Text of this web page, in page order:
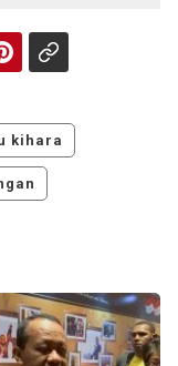
kihara